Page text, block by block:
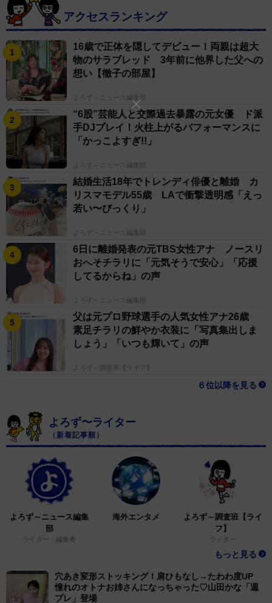
アクセスランキング
16歳で正体を隠してデビュー！両親は超大
物のサラブレッド 3年前に他界した父への
想い【徹子の部屋】
よろず～ニュース編集部
“6股”芸能人と交際過去暴露の元女優 ド派
手DJプレイ！火柱上がるパフォーマンスに
「かっこよすぎ!!」
よろず～ニュース編集部
結婚生活18年でトレンディ俳優と離婚 カ
リスマモデル55歳 LAで衝撃透明感「えっ
若い〜びっくり」
よろず～ニュース編集部
6日に離婚発表の元TBS女性アナ ノースリ
おへそチラリに「元気そうで安心」「応援
してるからね」の声
よろず～ニュース編集部
父は元プロ野球選手の人気女性アナ26歳
素足チラリの鮮やか衣装に「写真集出しま
しょう」「いつも輝いて」の声
よろず～調査班【ライフ】
６位以降を見る
よろず〜ライター
（新着記事順）
よろず～ニュース編集
部
ライター・編集者
海外エンタメ
よろず～調査班【ライ
フ】
ライター
もっと見る
穴あき変形ストッキング！肩ひもなし→たわわ度UP
憧れのオトナお姉さんになっちゃった♡山田かな「週
プレ」登場